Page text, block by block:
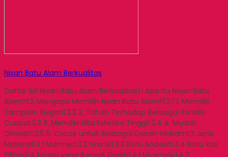
Nisan Batu Alam Berkualitas
Daftar Isi1 Nisan Batu Alam Berkualitas1.1 Apa Itu Nisan Batu
Alam?1.2 Mengapa Memilih Nisan Batu Alam?1.2.1 1. Memiliki
Tampilan Elegan1.2.2 2. Tahan Terhadap Berbagai Kondisi
Cuaca1.2.3 3. Memiliki Nilai Estetika Tinggi1.2.4 4. Mudah
Dirawat1.2.5 5. Cocok untuk Berbagai Desain Makam1.3 Jenis
Material1.3.1 Marmer1.3.2 Granit1.3.3 Batu Andesit1.3.4 Batu Kali
Pilihan1.4 Model yang Banyak Dipilih1.4.1 Minimalis1.4.2